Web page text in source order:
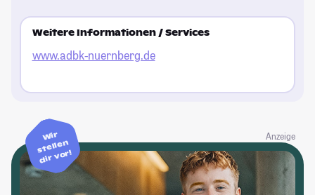
Weitere Informationen / Services
www.adbk-nuernberg.de
Anzeige
Wir
stellen
dir vor!